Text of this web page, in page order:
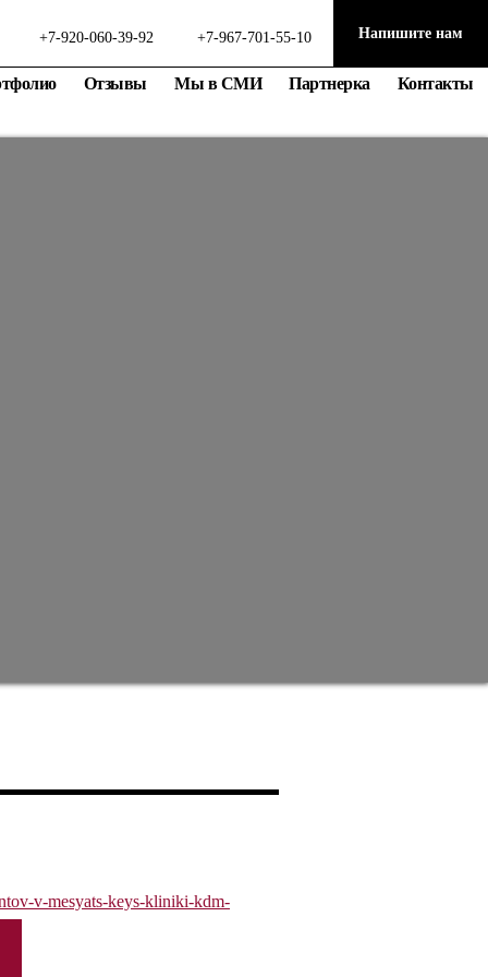
+7-920-060-39-92 +7-967-701-55-10 Напишите нам
Отзывы Мы в СМИ Партнерка Контакты
v-mesyats-keys-kliniki-kdm-